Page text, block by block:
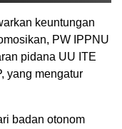
keuntungan
PW IPPNU
pidana UU ITE
yang mengatur
badan otonom